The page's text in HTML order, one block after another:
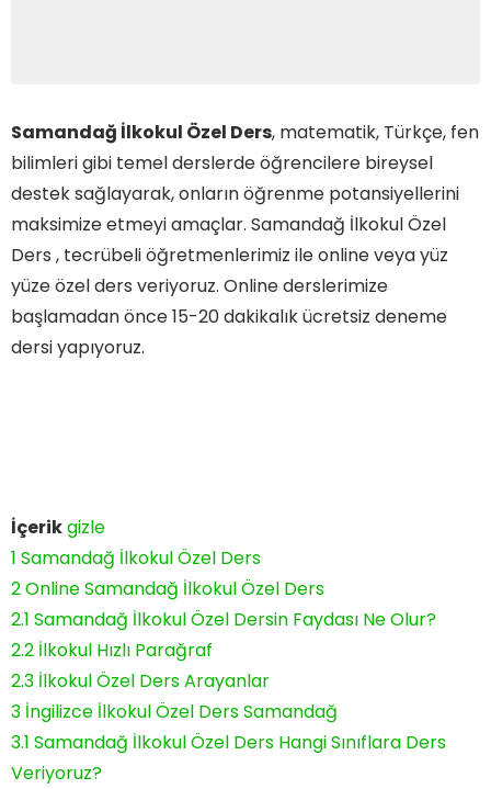
Samandağ İlkokul Özel Ders, matematik, Türkçe, fen
bilimleri gibi temel derslerde öğrencilere bireysel
destek sağlayarak, onların öğrenme potansiyellerini
maksimize etmeyi amaçlar. Samandağ İlkokul Özel
Ders , tecrübeli öğretmenlerimiz ile online veya yüz
yüze özel ders veriyoruz. Online derslerimize
başlamadan önce 15-20 dakikalık ücretsiz deneme
dersi yapıyoruz.
İçerikgizle
1 Samandağ İlkokul Özel Ders
2Online Samandağ İlkokul Özel Ders
2.1 Samandağ İlkokul Özel Dersin Faydası Ne Olur?
2.2 İlkokul Hızlı Parağraf
2.3 İlkokul Özel Ders Arayanlar
3 İngilizce İlkokul Özel Ders Samandağ
3.1 Samandağ İlkokul Özel Ders Hangi Sınıflara Ders
Veriyoruz?